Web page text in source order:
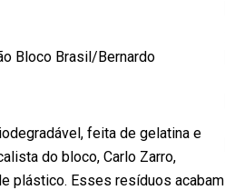
Bloco Brasil/Bernardo
feita de gelatina e
do bloco, Carlo Zarro,
plástico. Esses resíduos acabam